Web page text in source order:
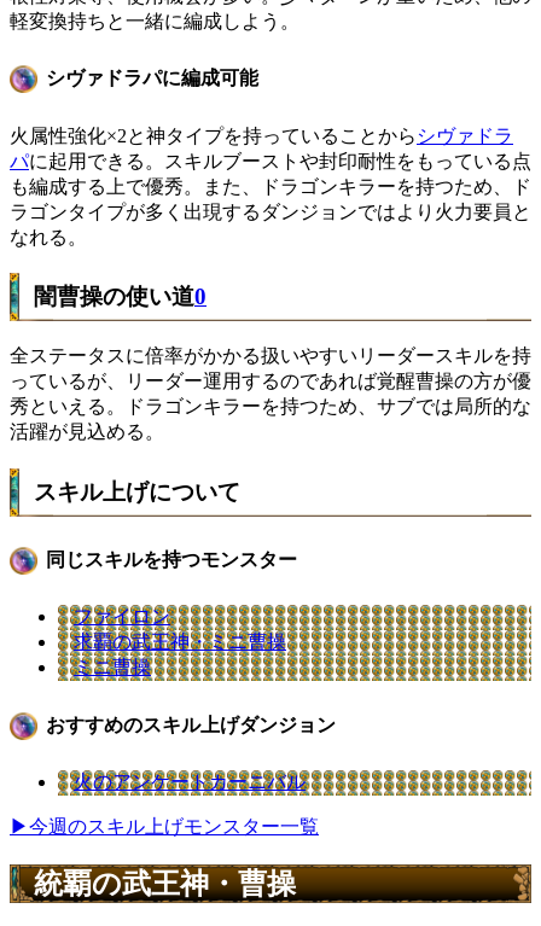
軽変換持ちと一緒に編成しよう。
シヴァドラパに編成可能
火属性強化×2と神タイプを持っていることから シヴァドラ
パに起用できる。スキルブーストや封印耐性をもっている点
も編成する上で優秀。また、ドラゴンキラーを持つため、ド
ラゴンタイプが多く出現するダンジョンではより火力要員と
なれる。
闇曹操の使い道0
全ステータスに倍率がかかる扱いやすいリーダースキルを持
っているが、リーダー運用するのであれば覚醒曹操の方が優
秀といえる。ドラゴンキラーを持つため、サブでは局所的な
活躍が見込める。
スキル上げについて
同じスキルを持つモンスター
ファイロン
求覇の武王神・ミニ曹操
ミニ曹操
おすすめのスキル上げダンジョン
火のアンケートカーニバル
▶今週のスキル上げモンスター一覧
統覇の武王神・曹操